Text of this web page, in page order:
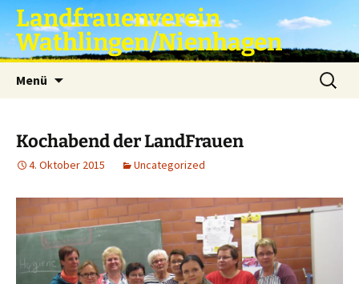
Zum
Inhalt
springen
Landfrauenverein
Wathlingen/Nienhagen
Menü
Suche
nach:
Kochabend der LandFrauen
4. Oktober 2015 Uncategorized